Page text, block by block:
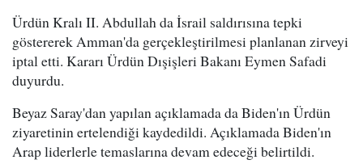
Ürdün Kralı II. Abdullah da İsrail saldırısına tepki
göstererek Amman'da gerçekleştirilmesi planlanan zirveyi
iptal etti. Kararı Ürdün Dışişleri Bakanı Eymen Safadi
duyurdu.
Beyaz Saray'dan yapılan açıklamada da Biden'ın Ürdün
ziyaretinin ertelendiği kaydedildi. Açıklamada Biden'ın
Arap liderlerle temaslarına devam edeceği belirtildi.